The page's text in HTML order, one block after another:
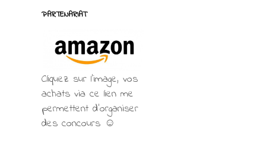
PARTENARIAT
Cliquez sur l'image, vos
achats via ce lien me
permettent d’organiser
des concours ☺